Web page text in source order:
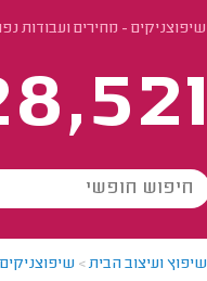
שיפוצניקים - מחירים ועבודות
שיפוץ ועיצוב הבית>